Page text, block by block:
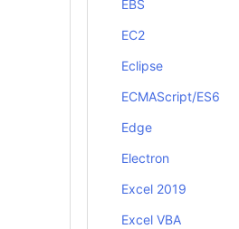
EBS
EC2
Eclipse
ECMAScript/ES6
Edge
Electron
Excel 2019
Excel VBA